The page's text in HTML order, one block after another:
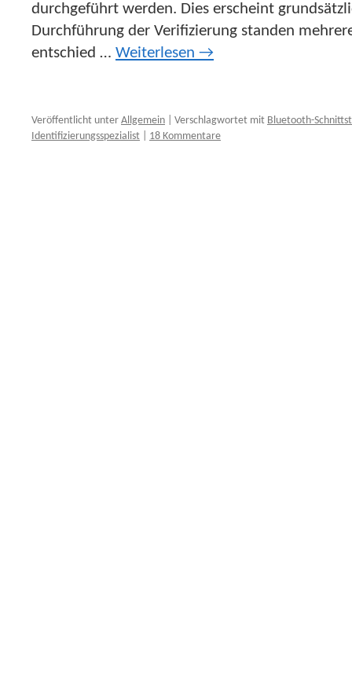
durchgeführt werden. Dies erscheint
Durchführung der Verifizierung standen
entschied … Weiterlesen →
Veröffentlicht unter Allgemein Verschlagwortet mit Bluetooth-
Identifizierungsspezialist
18 Kommentare